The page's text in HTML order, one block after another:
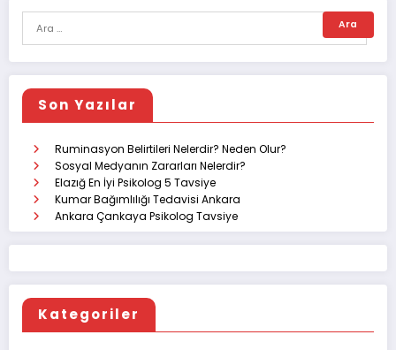
Son Yazılar
Ruminasyon Belirtileri Nelerdir? Neden Olur?
Sosyal Medyanın Zararları Nelerdir?
Elazığ En İyi Psikolog 5 Tavsiye
Kumar Bağımlılığı Tedavisi Ankara
Ankara Çankaya Psikolog Tavsiye
Kategoriler